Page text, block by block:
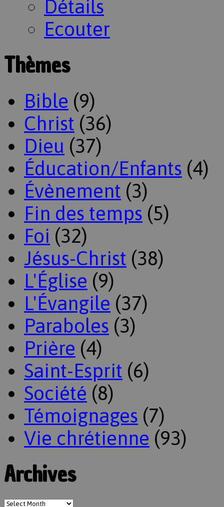
Détails
Ecouter
Thèmes
Bible (9)
Christ (36)
Dieu (37)
Éducation/Enfants (4)
Évènement (3)
Fin des temps (5)
Foi (32)
Jésus-Christ (38)
L'Église (9)
L'Évangile (37)
Paraboles (3)
Prière (4)
Saint-Esprit (6)
Société (8)
Témoignages (7)
Vie chrétienne (93)
Archives